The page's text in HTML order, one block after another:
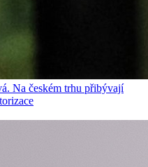
Na českém trhu přibývají